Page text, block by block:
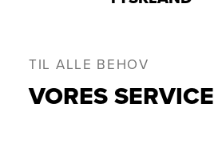
TIL ALLE BEHOV
VORES SERVICE